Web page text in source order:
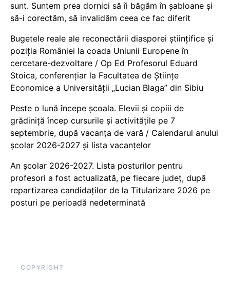
sunt. Suntem prea dornici să îi băgăm în șabloane și
să-i corectăm, să invalidăm ceea ce fac diferit
Bugetele reale ale reconectării diasporei științifice și
poziția României la coada Uniunii Europene în
cercetare-dezvoltare / Op Ed Profesorul Eduard
Stoica, conferențiar la Facultatea de Științe
Economice a Universității „Lucian Blaga” din Sibiu
Peste o lună începe școala. Elevii și copiii de
grădiniță încep cursurile și activitățile pe 7
septembrie, după vacanța de vară / Calendarul anului
școlar 2026-2027 și lista vacanțelor
An școlar 2026-2027. Lista posturilor pentru
profesori a fost actualizată, pe fiecare județ, după
repartizarea candidaților de la Titularizare 2026 pe
posturi pe perioadă nedeterminată
COPYRIGHT